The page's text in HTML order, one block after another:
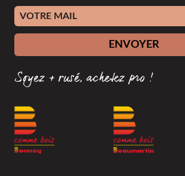
Adresse e-mail
ENVOYER
Soyez + rusé, achetez pro !